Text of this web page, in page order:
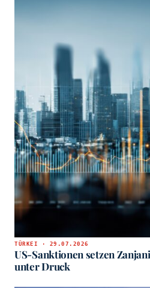
TÜRKEI · 29.07.2026
US-Sanktionen setzen
unter Druck